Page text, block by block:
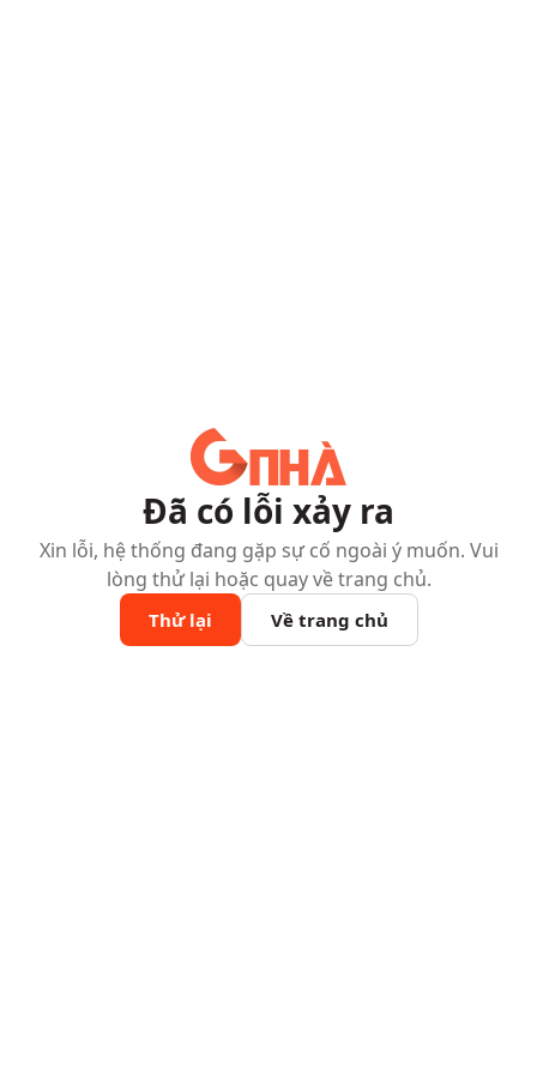
Đã có lỗi xảy ra
Xin lỗi, hệ thống đang gặp sự cố ngoài ý muốn. Vui
lòng thử lại hoặc quay về trang chủ.
Thử lại Về trang chủ